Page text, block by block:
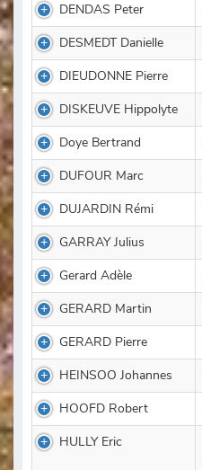
DENDAS Peter
DESMEDT Danielle
DIEUDONNE Pierre
DISKEUVE Hippolyte
Doye Bertrand
DUFOUR Marc
DUJARDIN Rémi
GARRAY Julius
Gerard Adèle
GERARD Martin
GERARD Pierre
HEINSOO Johannes
HOOFD Robert
HULLY Eric